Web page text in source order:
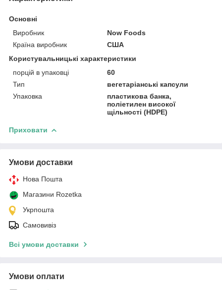
Основні
Виробник
Now Foods
Країна виробник
США
Користувальницькі характеристики
порцій в упаковці
60
Тип
вегетаріанські капсули
Упаковка
пластикова банка,
поліетилен високої
щільності (HDPE)
Приховати
Умови доставки
Нова Пошта
Магазини Rozetka
Укрпошта
Самовивіз
Всі умови доставки
Умови оплати